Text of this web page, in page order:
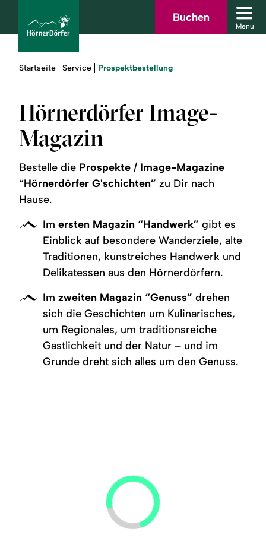
Buchen
Menü
Urlaub
buchen
Sommer
Winter
Region
Service
Sie
Startseite Service Prospektbestellung
Hörnerdörfer Image-
Magazin
Bestelle die Prospekte / Image-Magazine
“Hörnerdörfer G'schichten” zu Dir nach
Hause.
Imersten Magazin “Handwerk” gibt es
Einblick auf besondere Wanderziele, alte
Traditionen, kunstreiches Handwerk und
Delikatessen aus den Hörnerdörfern.
Imzweiten Magazin “Genuss” drehen
sich die Geschichten um Kulinarisches,
um Regionales, um traditionsreiche
Gastlichkeit und der Natur – und im
Grunde dreht sich alles um den Genuss.